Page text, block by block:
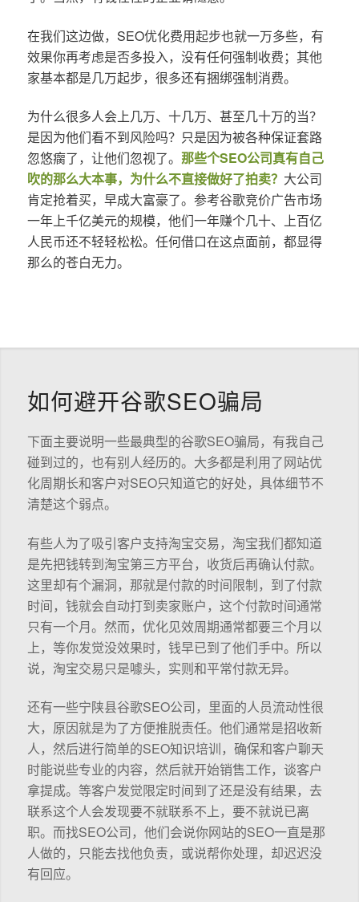
在我们这边做，SEO优化费用起步也就一万多些，有
效果你再考虑是否多投入，没有任何强制收费；其他
家基本都是几万起步，很多还有捆绑强制消费。
为什么很多人会上几万、十几万、甚至几十万的当？
是因为他们看不到风险吗？只是因为被各种保证套路
忽悠瘸了，让他们忽视了。 那些个SEO公司真有自己
吹的那么大本事，为什么不直接做好了拍卖？ 大公司
肯定抢着买，早成大富豪了。参考谷歌竞价广告市场
一年上千亿美元的规模，他们一年赚个几十、上百亿
人民币还不轻轻松松。任何借口在这点面前，都显得
那么的苍白无力。
如何避开谷歌SEO骗局
下面主要说明一些最典型的谷歌SEO骗局，有我自己
碰到过的，也有别人经历的。大多都是利用了网站优
化周期长和客户对SEO只知道它的好处，具体细节不
清楚这个弱点。
有些人为了吸引客户支持淘宝交易，淘宝我们都知道
是先把钱转到淘宝第三方平台，收货后再确认付款。
这里却有个漏洞，那就是付款的时间限制，到了付款
时间，钱就会自动打到卖家账户，这个付款时间通常
只有一个月。然而，优化见效周期通常都要三个月以
上，等你发觉没效果时，钱早已到了他们手中。所以
说，淘宝交易只是噱头，实则和平常付款无异。
还有一些宁陕县谷歌SEO公司，里面的人员流动性很
大，原因就是为了方便推脱责任。他们通常是招收新
人，然后进行简单的SEO知识培训，确保和客户聊天
时能说些专业的内容，然后就开始销售工作，谈客户
拿提成。等客户发觉限定时间到了还是没有结果，去
联系这个人会发现要不就联系不上，要不就说已离
职。而找SEO公司，他们会说你网站的SEO一直是那
人做的，只能去找他负责，或说帮你处理，却迟迟没
有回应。